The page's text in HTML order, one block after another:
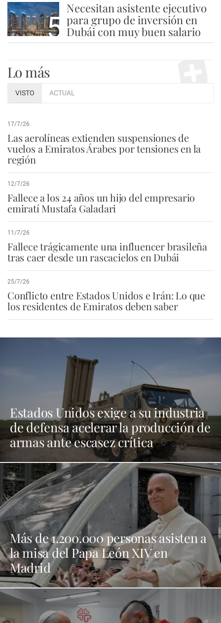
5
Necesitan asistente ejecutivo
para grupo de inversión en
Dubái con muy buen salario
Lo más
VISTO ACTUAL
17/7/26
Las aerolíneas extienden suspensiones de
vuelos a Emiratos Árabes por tensiones en la
región
12/7/26
Fallece a los 24 años un hijo del empresario
emiratí Mustafa Galadari
11/7/26
Fallece trágicamente una influencer brasileña
tras caer desde un rascacielos en Dubái
25/7/26
Conflicto entre Estados Unidos e Irán: Lo que
los residentes de Emiratos deben saber
Estados Unidos exige a su industria
de defensa acelerar la producción de
armas ante escasez crítica
Más de 1.200.000 personas asisten a
la misa del Papa León XIV en
Madrid